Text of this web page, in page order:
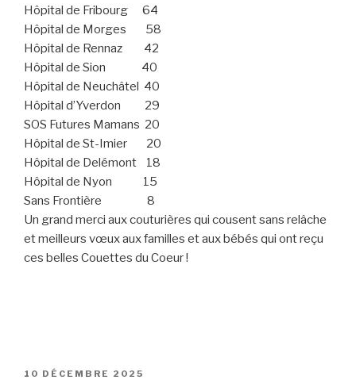
Hôpital de Fribourg 64
Hôpital de Morges 58
Hôpital de Rennaz 42
Hôpital de Sion 40
Hôpital de Neuchâtel 40
Hôpital d’Yverdon 29
SOS Futures Mamans 20
Hôpital de St-Imier 20
Hôpital de Delémont 18
Hôpital de Nyon 15
Sans Frontière 8
Un grand merci aux couturières qui cousent sans relâche
et meilleurs vœux aux familles et aux bébés qui ont reçu
ces belles Couettes du Coeur !
PUBLIÉ
10 DÉCEMBRE 2025